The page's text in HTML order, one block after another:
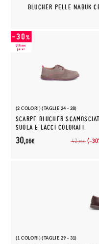
BLUCHER PELLE NABUK
(2 COLORI) (TAGLIE 24 - 28)
SCARPE BLUCHER
SUOLA E LACCI COLORATI
42,95€ (-
30,06€
(1 COLORI) (TAGLIE 29 - 31)